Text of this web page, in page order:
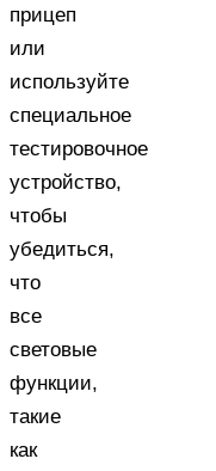
прицеп
или
используйте
специальное
тестировочное
устройство,
чтобы
убедиться,
что
все
световые
функции,
такие
как